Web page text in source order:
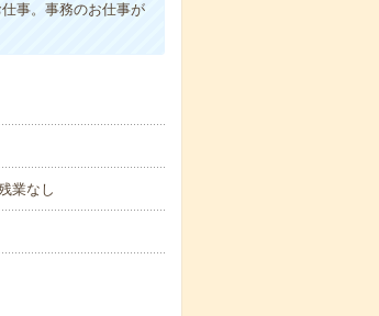
事。事務のお仕事が
業なし